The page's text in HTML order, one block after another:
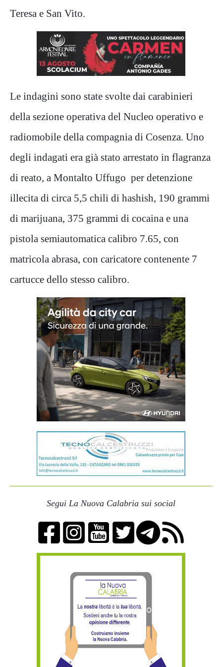
Teresa e San Vito.
Le indagini sono state svolte dai carabinieri
della sezione operativa del Nucleo operativo e
radiomobile della compagnia di Cosenza. Uno
degli indagati era già stato arrestato in flagranza
di reato, a Montalto Uffugo per detenzione
illecita di circa 5,5 chili di hashish, 190 grammi
di marijuana, 375 grammi di cocaina e una
pistola semiautomatica calibro 7.65, con
matricola abrasa, con caricatore contenente 7
cartucce dello stesso calibro.
Segui La Nuova Calabria sui social